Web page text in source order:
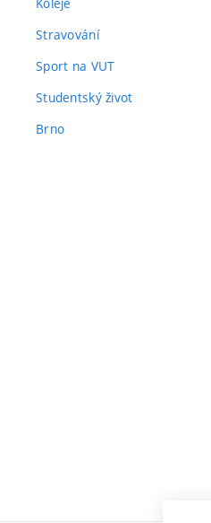
Stravování
Sport na VUT
Studentský život
Brno